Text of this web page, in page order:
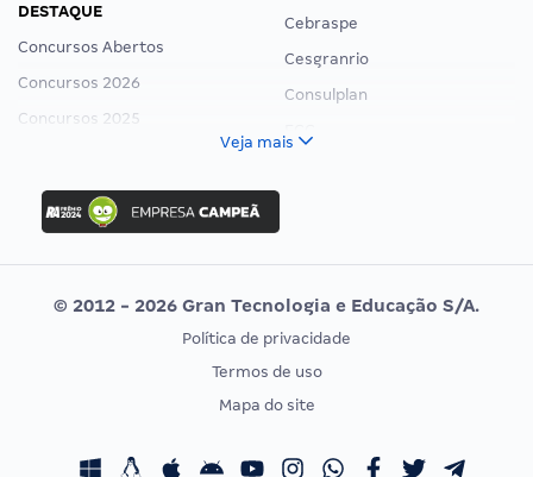
DESTAQUE
Concursos Abertos
Concursos 2026
Concursos 2025
Concurso Nacional Unificado
Concurso Ibama
Concurso MPU
Editais publicados
Cebraspe
Cesgranrio
Consulplan
Vunesp
CONCURSOS POR PROFISSÃO
Concursos Fiscais
EXAME DE ORDEM
Calendário OAB
Veja mais
© 2012 - 2026 Gran Tecnologia e Educação S/A.
Política de privacidade
Termos de uso
Mapa do site